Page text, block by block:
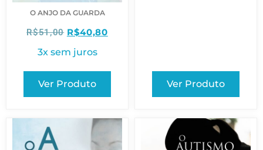
O ANJO DA GUARDA
R$51,00 R$40,80
3x sem juros
Ver Produto Ver Produto